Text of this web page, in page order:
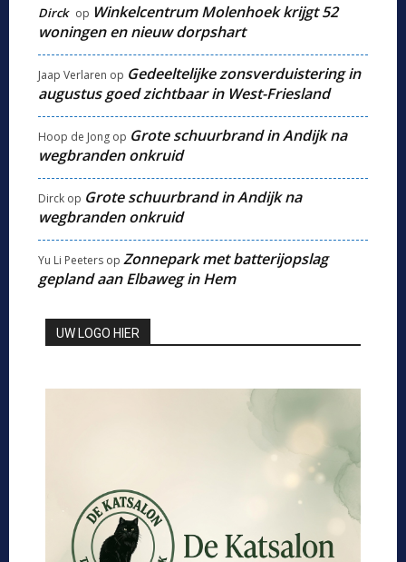
Dirck op Winkelcentrum Molenhoek krijgt 52
woningen en nieuw dorpshart
Jaap Verlaren op Gedeeltelijke zonsverduistering in
augustus goed zichtbaar in West-Friesland
Hoop de Jong op Grote schuurbrand in Andijk na
wegbranden onkruid
Dirck op Grote schuurbrand in Andijk na
wegbranden onkruid
Yu Li Peeters op Zonnepark met batterijopslag
gepland aan Elbaweg in Hem
UW LOGO HIER